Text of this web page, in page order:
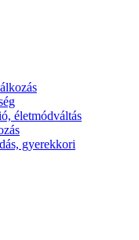
életmódváltás
gyerekkori